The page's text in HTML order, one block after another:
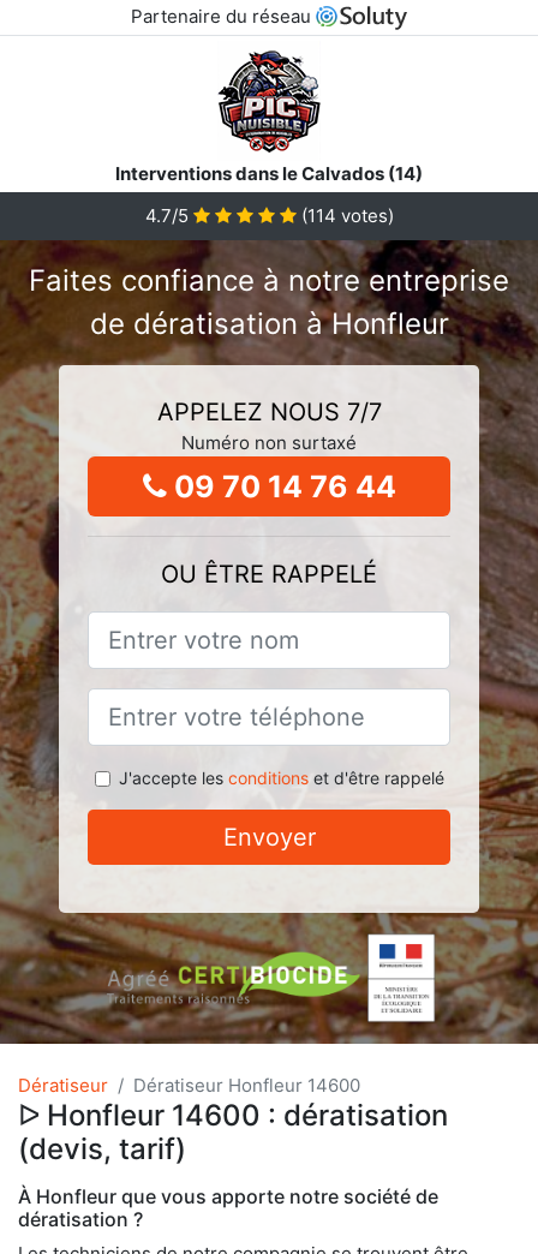
Partenaire du réseau
Interventions dans le Calvados (14)
4.7/5
(114 votes)
Faites confiance à notre entreprise
de dératisation à Honfleur
APPELEZ NOUS 7/7
Numéro non surtaxé
09 70 14 76 44
OU ÊTRE RAPPELÉ
J'accepte les conditionset d'être rappelé
Envoyer
Dératiseur Dératiseur Honfleur 14600
ᐅ Honfleur 14600 : dératisation
(devis, tarif)
À Honfleur que vous apporte notre société de
dératisation ?